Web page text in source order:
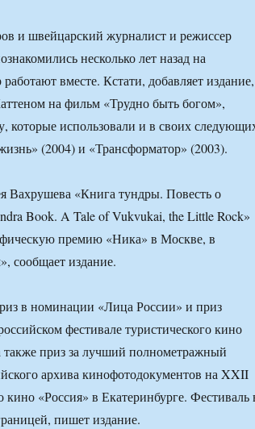
и швейцарский журналист и режиссер
несколько лет назад на
вместе. Кстати, добавляет издание,
на фильм «Трудно быть богом»,
использовали и в своих
(2004) и «Трансформатор» (2003).
Вахрушева «Книга тундры. Повесть о
Book. A Tale of Vukvukai, the Little Rock»
премию «Ника» в Москве, в
сообщает издание.
в номинации «Лица России» и приз
фестивале туристического кино
также приз за лучший полнометражный
архива кинофотодокументов на XXII
«Россия» в Екатеринбурге. Фестиваль
пишет издание.